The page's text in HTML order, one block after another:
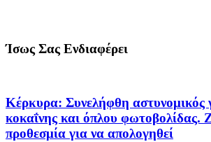
Ίσως Σας Ενδιαφέρει
Κέρκυρα: Συνελήφθη αστυνομικός
κοκαΐνης και όπλου φωτοβολίδας.
προθεσμία για να απολογηθεί